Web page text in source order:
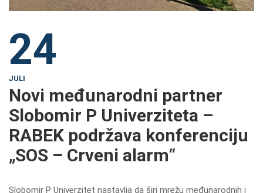
24
JULI
Novi međunarodni partner
Slobomir P Univerziteta –
RABEK podržava konferenciju
„SOS – Crveni alarm“
Slobomir P Univerzitet nastavlja da širi mrežu međunarodnih i